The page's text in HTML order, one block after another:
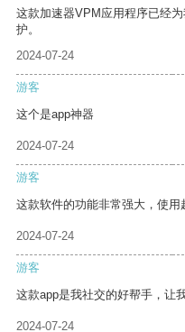
这款加速器VPM应用程序已经
护。
2024-07-24
游客
这个是app神器
2024-07-24
游客
这款软件的功能非常强大，使用
2024-07-24
游客
这款app是我社交的好帮手，让
2024-07-24